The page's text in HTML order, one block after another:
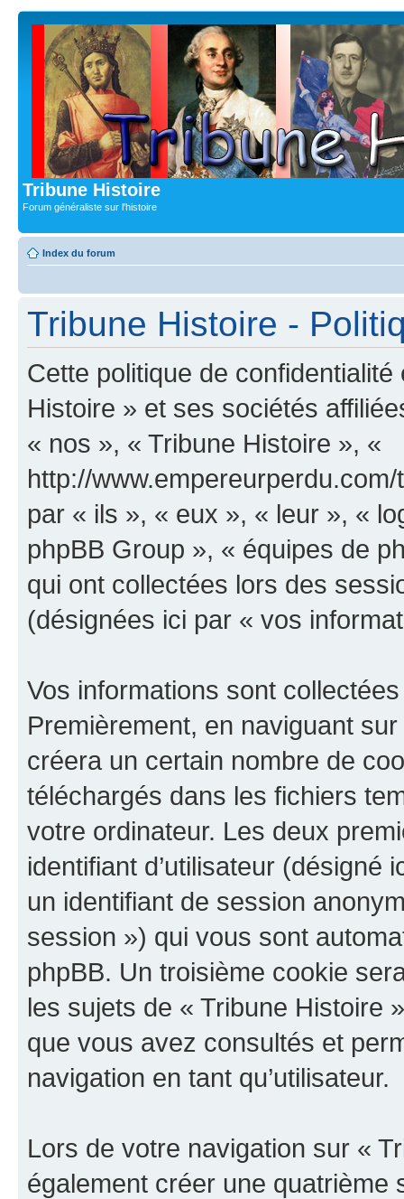
Tribune Histoire
Forum généraliste sur l'histoire
Index du forum
Tribune Histoire -
Cette politique de
Histoire » et ses sociétés
« nos », « Tribune Histoire », «
http://
par « ils », « eux », « leur », «
phpBB Group », « équipes de
qui ont collectées lors des
(désignées ici par « vos
Vos informations sont
Premièrement, en naviguant
créera un certain nombre de
téléchargés dans les fichiers
votre ordinateur. Les deux
identifiant d’utilisateur (désigné
un identifiant de session
session ») qui vous sont
phpBB. Un troisième cookie
les sujets de « Tribune Histoire
que vous avez consultés et
navigation en tant qu’utilisateur.
Lors de votre navigation sur «
également créer une